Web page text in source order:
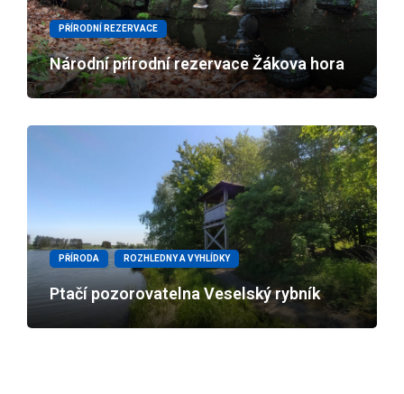
PŘÍRODNÍ REZERVACE
Národní přírodní rezervace Žákova hora
PŘÍRODA ROZHLEDNY A VYHLÍDKY
Ptačí pozorovatelna Veselský rybník